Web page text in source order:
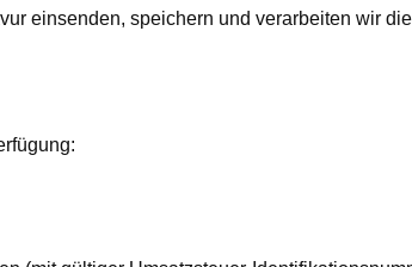
einsenden, speichern und verarbeiten wir